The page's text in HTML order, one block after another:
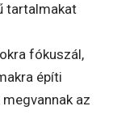
tartalmakat
fókuszál,
építi
az